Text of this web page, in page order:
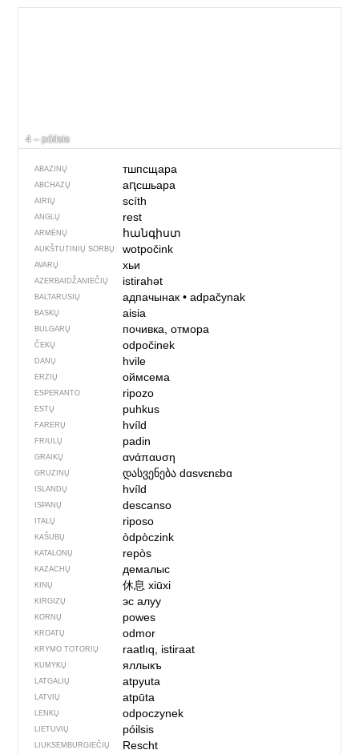
4 – póilsis
ABAZINŲ тшпсщара
ABCHAZŲ аԥсшьара
AIRIŲ scíth
ANGLŲ rest
ARMĖNŲ հանգիստ
AUKŠTUTINIŲ SORBŲ wotpočink
AVARŲ хьи
AZERBAIDŽANIEČIŲ istirahət
BALTARUSIŲ адпачынак• adpačynak
BASKŲ aisia
BULGARŲ почивка, отмора
ČEKŲ odpočinek
DANŲ hvile
ERZIŲ оймсема
ESPERANTO ripozo
ESTŲ puhkus
FARERŲ hvíld
FRIULŲ padin
GRAIKŲ ανάπαυση
GRUZINŲ დასვენებაdɑsvɛnɛbɑ
ISLANDŲ hvíld
ISPANŲ descanso
ITALŲ riposo
KAŠUBŲ òdpòczink
KATALONŲ repòs
KAZACHŲ демалыс
KINŲ 休息xiūxi
KIRGIZŲ эс алуу
KORNŲ powes
KROATŲ odmor
KRYMO TOTORIŲ raatlıq, istiraat
KUMYKŲ яллыкъ
LATGALIŲ atpyuta
LATVIŲ atpūta
LENKŲ odpoczynek
LIETUVIŲ póilsis
LIUKSEMBURGIEČIŲ Rescht